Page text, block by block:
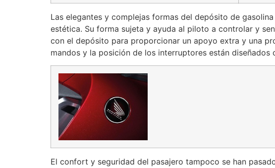
Las elegantes y complejas formas del depósito de
estética. Su forma sujeta y ayuda al piloto a controlar y
con el depósito para proporcionar un apoyo extra y una
mandos y la posición de los interruptores están diseñados
El confort y seguridad del pasajero tampoco se han